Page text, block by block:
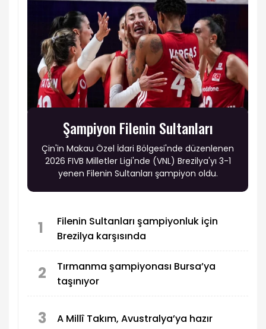
Şampiyon Filenin Sultanları
Çin'in Makau Özel İdari Bölgesi'nde düzenlenen
2026 FIVB Milletler Ligi'nde (VNL) Brezilya'yı 3-1
yenen Filenin Sultanları şampiyon oldu.
1
Filenin Sultanları şampiyonluk için
Brezilya karşısında
2
Tırmanma şampiyonası Bursa’ya
taşınıyor
3 A Millî Takım, Avustralya’ya hazır